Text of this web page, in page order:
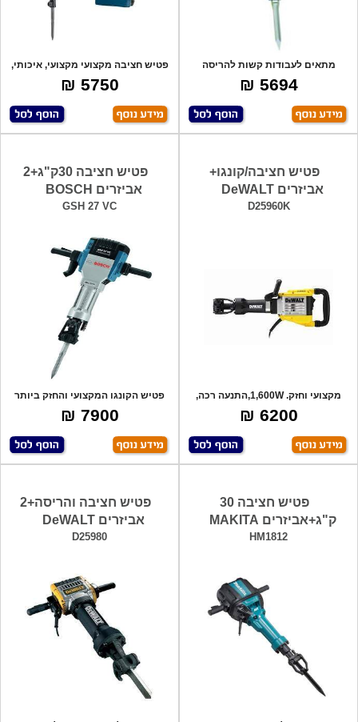
מתאים לעבודות קשות להריסה
וחציבה בענף הת
5694 ₪
פטיש חציבה מקצועי מקצועי, איכותי,
עוצמת
5750 ₪
פטיש חציבה/קונגו+
אביזרים DeWALT
D25960K
מקצועי וחזק. 1,600W,התנעה רכה,
18ק"ג. H
6200 ₪
פטיש חציבה 30ק"ג+2
אביזרים BOSCH
GSH 27 VC
פטיש הקונגו המקצועי והחזק ביותר
מבית בוש
7900 ₪
פטיש חציבה 30
ק"ג+אביזרים MAKITA
HM1812
פטיש חציבה והריסה+2
אביזרים DeWALT
D25980